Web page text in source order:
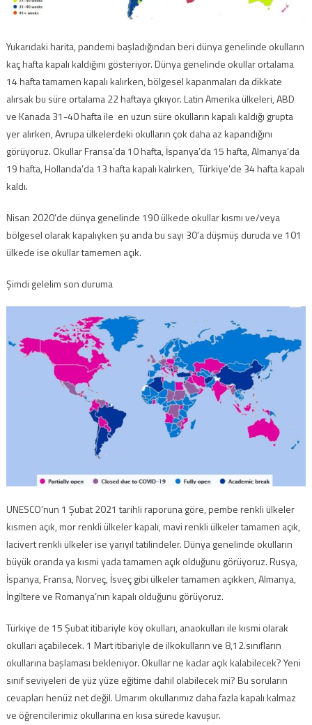
Yukarıdaki harita, pandemi başladığından beri dünya genelinde okulların
kaç hafta kapalı kaldığını gösteriyor. Dünya genelinde okullar ortalama
14 hafta tamamen kapalı kalırken, bölgesel kapanmaları da dikkate
alırsak bu süre ortalama 22 haftaya çıkıyor. Latin Amerika ülkeleri, ABD
ve Kanada 31-40 hafta ile en uzun süre okulların kapalı kaldığı grupta
yer alırken, Avrupa ülkelerdeki okulların çok daha az kapandığını
görüyoruz. Okullar Fransa’da 10 hafta, İspanya’da 15 hafta, Almanya’da
19 hafta, Hollanda’da 13 hafta kapalı kalırken, Türkiye’de 34 hafta kapalı
kaldı.
Nisan 2020’de dünya genelinde 190 ülkede okullar kısmı ve/veya
bölgesel olarak kapalıyken şu anda bu sayı 30’a düşmüş duruda ve 101
ülkede ise okullar tamemen açık.
Şimdi gelelim son duruma
UNESCO’nun 1 Şubat 2021 tarihli raporuna göre, pembe renkli ülkeler
kısmen açık, mor renkli ülkeler kapalı, mavi renkli ülkeler tamamen açık,
lacivert renkli ülkeler ise yarıyıl tatilindeler. Dünya genelinde okulların
büyük oranda ya kısmi yada tamamen açık olduğunu görüyoruz. Rusya,
İspanya, Fransa, Norveç, İsveç gibi ülkeler tamamen açıkken, Almanya,
İngiltere ve Romanya’nın kapalı olduğunu görüyoruz.
Türkiye de 15 Şubat itibariyle köy okulları, anaokulları ile kısmi olarak
okulları açabilecek. 1 Mart itibariyle de ilkokulların ve 8,12.sınıfların
okullarına başlaması bekleniyor. Okullar ne kadar açık kalabilecek? Yeni
sınıf seviyeleri de yüz yüze eğitime dahil olabilecek mi? Bu soruların
cevapları henüz net değil. Umarım okullarımız daha fazla kapalı kalmaz
ve öğrencilerimiz okullarına en kısa sürede kavuşur.